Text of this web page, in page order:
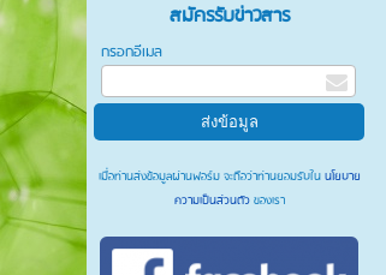
สมัครรับข่าวสาร
กรอกอีเมล
เมื่อท่านส่งข้อมูลผ่านฟอร์ม จะถือว่าท่านยอมรับในนโยบาย
ความเป็นส่วนตัวของเรา